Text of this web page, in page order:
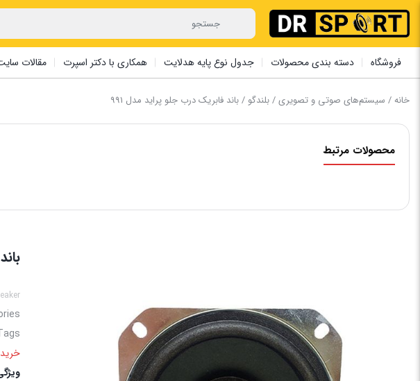
فروشگاه دسته بندی محصولات جدول نوع پایه هدلایت همکاری با دکتر اسپرت مقالات
خانه/ سیستم‌های صوتی و تصویری/بلندگو / باند فابریک درب جلو پراید مدل 991
محصولات مرتبط
خرید